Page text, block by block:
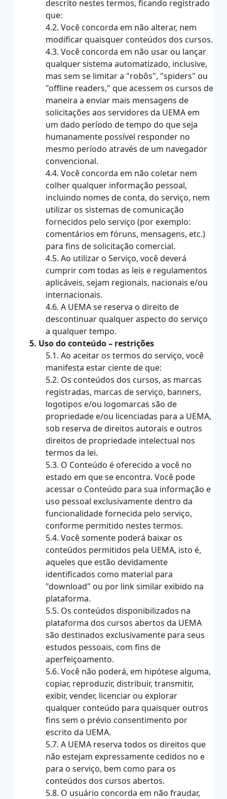
descrito nestes termos, ficando registrado
que:
4.2. Você concorda em não alterar, nem
modificar quaisquer conteúdos dos cursos.
4.3. Você concorda em não usar ou lançar
qualquer sistema automatizado, inclusive,
mas sem se limitar a "robôs", "spiders" ou
"offline readers," que acessem os cursos de
maneira a enviar mais mensagens de
solicitações aos servidores da UEMA em
um dado período de tempo do que seja
humanamente possível responder no
mesmo período através de um navegador
convencional.
4.4. Você concorda em não coletar nem
colher qualquer informação pessoal,
incluindo nomes de conta, do serviço, nem
utilizar os sistemas de comunicação
fornecidos pelo serviço (por exemplo:
comentários em fóruns, mensagens, etc.)
para fins de solicitação comercial.
4.5. Ao utilizar o Serviço, você deverá
cumprir com todas as leis e regulamentos
aplicáveis, sejam regionais, nacionais e/ou
internacionais.
4.6. A UEMA se reserva o direito de
descontinuar qualquer aspecto do serviço
a qualquer tempo.
5. Uso do conteúdo – restrições
5.1. Ao aceitar os termos do serviço, você
manifesta estar ciente de que:
5.2. Os conteúdos dos cursos, as marcas
registradas, marcas de serviço, banners,
logotipos e/ou logomarcas são de
propriedade e/ou licenciadas para a UEMA,
sob reserva de direitos autorais e outros
direitos de propriedade intelectual nos
termos da lei.
5.3. O Conteúdo é oferecido a você no
estado em que se encontra. Você pode
acessar o Conteúdo para sua informação e
uso pessoal exclusivamente dentro da
funcionalidade fornecida pelo serviço,
conforme permitido nestes termos.
5.4. Você somente poderá baixar os
conteúdos permitidos pela UEMA, isto é,
aqueles que estão devidamente
identificados como material para
"download" ou por link similar exibido na
plataforma.
5.5. Os conteúdos disponibilizados na
plataforma dos cursos abertos da UEMA
são destinados exclusivamente para seus
estudos pessoais, com fins de
aperfeiçoamento.
5.6. Você não poderá, em hipótese alguma,
copiar, reproduzir, distribuir, transmitir,
exibir, vender, licenciar ou explorar
qualquer conteúdo para quaisquer outros
fins sem o prévio consentimento por
escrito da UEMA.
5.7. A UEMA reserva todos os direitos que
não estejam expressamente cedidos no e
para o serviço, bem como para os
conteúdos dos cursos abertos.
5.8. O usuário concorda em não fraudar,